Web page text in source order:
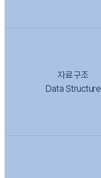
자료구조
Data Structure